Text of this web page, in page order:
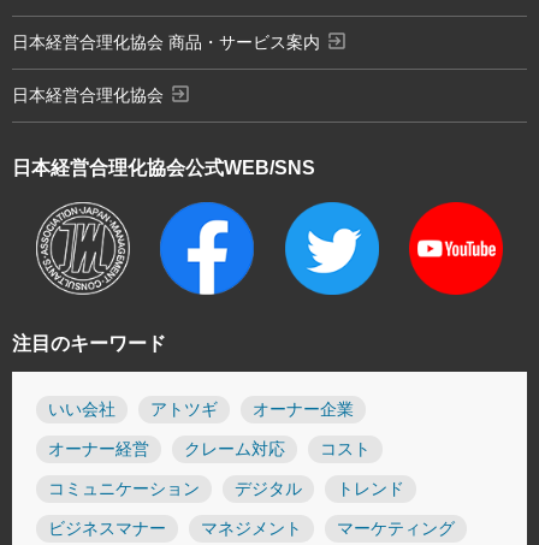
注目のキーワード
いい会社 アトツギ オーナー企業
オーナー経営 クレーム対応 コスト
コミュニケーション デジタル トレンド
ビジネスマナー マネジメント マーケティング
日本経営合理化協会公式WEB/SNS
日本経営合理化協会 商品・サービス案内 exit_to_app
日本経営合理化協会 exit_to_app